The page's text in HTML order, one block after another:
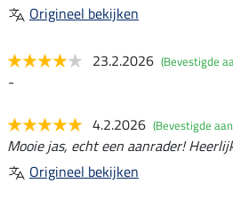
Origineel bekijken
23.2.2026 (Bevestigde
-
4.2.2026 (Bevestigde
Mooie jas, echt een aanrader!
Origineel bekijken